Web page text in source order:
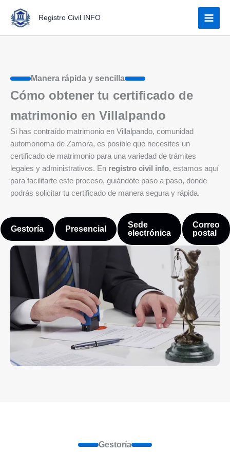
contenido
Registro Civil INFO
Manera rápida y sencilla
Cómo obtener tu certificado de
matrimonio en Villalpando
Si has contraído matrimonio en Villalpando, comunidad
automonoma de Zamora, es posible que necesites un
certificado de matrimonio para una variedad de trámites
legales y administrativos. En registro civil info, estamos aquí
para facilitarte este proceso, guiándote paso a paso, donde
podrás solicitar tu certificado de manera segura y rápida.
Gestoría Presencial
Sede
electrónica
Correo
postal
Gestoría